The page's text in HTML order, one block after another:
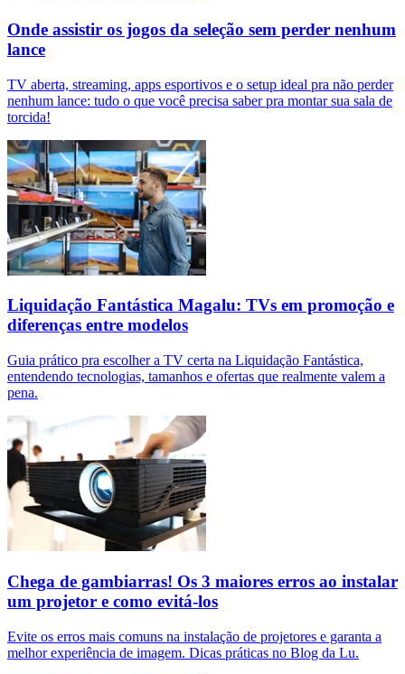
Onde assistir os jogos da seleção sem perder nenhum
lance
TV aberta, streaming, apps esportivos e o setup ideal pra não perder
nenhum lance: tudo o que você precisa saber pra montar sua sala de
torcida!
Liquidação Fantástica Magalu: TVs em promoção e
diferenças entre modelos
Guia prático pra escolher a TV certa na Liquidação Fantástica,
entendendo tecnologias, tamanhos e ofertas que realmente valem a
pena.
Chega de gambiarras! Os 3 maiores erros ao instalar
um projetor e como evitá-los
Evite os erros mais comuns na instalação de projetores e garanta a
melhor experiência de imagem. Dicas práticas no Blog da Lu.